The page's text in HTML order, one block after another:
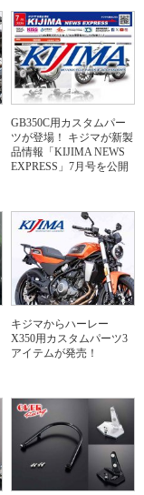
GB350C用カスタムパー
ツが登場！ キジマが新製
品情報「KIJIMA NEWS
EXPRESS」7月号を公開
キジマからハーレー
X350用カスタムパーツ3
アイテムが発売！